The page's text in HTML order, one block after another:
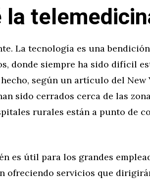
la
La tecnología es una
donde siempre ha sido difícil
según un artículo del New
sido cerrados cerca de las
rurales están a punto de
es útil para los grandes
ofreciendo servicios que